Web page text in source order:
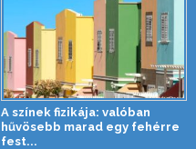
A színek fizikája: valóban
hűvösebb marad egy fehérre
fest...